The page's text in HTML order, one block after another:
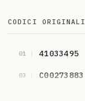
CODICI ORIGINALI
01 41033495
03 C00273883